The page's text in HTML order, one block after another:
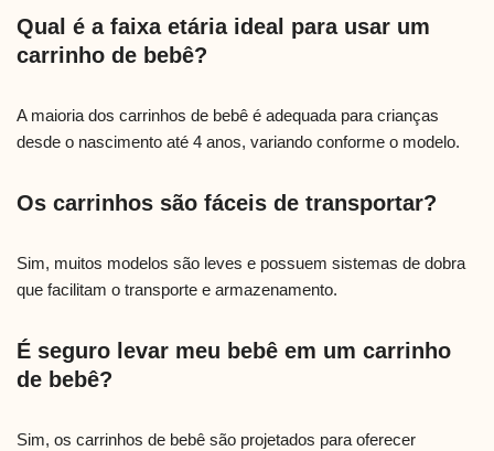
Qual é a faixa etária ideal para usar um
carrinho de bebê?
A maioria dos carrinhos de bebê é adequada para crianças
desde o nascimento até 4 anos, variando conforme o modelo.
Os carrinhos são fáceis de transportar?
Sim, muitos modelos são leves e possuem sistemas de dobra
que facilitam o transporte e armazenamento.
É seguro levar meu bebê em um carrinho
de bebê?
Sim, os carrinhos de bebê são projetados para oferecer